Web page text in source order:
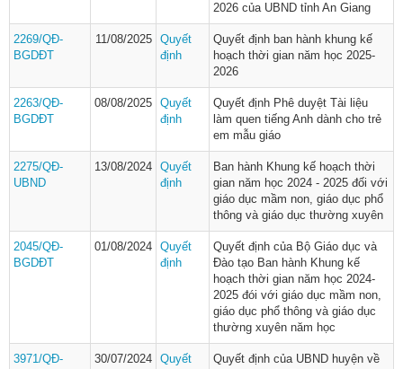
2026 của UBND tỉnh An Giang
2269/QĐ-
BGDĐT
11/08/2025
Quyết
định
Quyết định ban hành khung kế
hoạch thời gian năm học 2025-
2026
2263/QĐ-
BGDĐT
08/08/2025 Quyết
định
Quyết định Phê duyệt Tài liệu
làm quen tiếng Anh dành cho trẻ
em mẫu giáo
2275/QĐ-
UBND
13/08/2024 Quyết
định
Ban hành Khung kế hoạch thời
gian năm học 2024 - 2025 đối với
giáo dục mầm non, giáo dục phổ
thông và giáo dục thường xuyên
2045/QĐ-
BGDĐT
01/08/2024 Quyết
định
Quyết định của Bộ Giáo dục và
Đào tạo Ban hành Khung kế
hoạch thời gian năm học 2024-
2025 đói với giáo dục mầm non,
giáo dục phổ thông và giáo dục
thường xuyên năm học
3971/QĐ-
30/07/2024 Quyết
Quyết định của UBND huyện về